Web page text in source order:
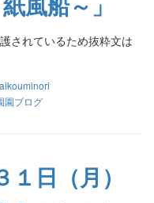
されているため抜粋文は
aikouminori
園ブログ
日（月）